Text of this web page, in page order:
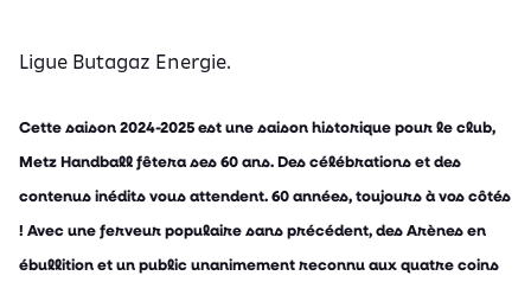
Ligue Butagaz Energie.
Cette saison 2024-2025 est une saison historique pour le club,
Metz Handball fêtera ses 60 ans. Des célébrations et des
contenus inédits vous attendent. 60 années, toujours à vos côtés
! Avec une ferveur populaire sans précédent, des Arènes en
ébullition et un public unanimement reconnu aux quatre coins